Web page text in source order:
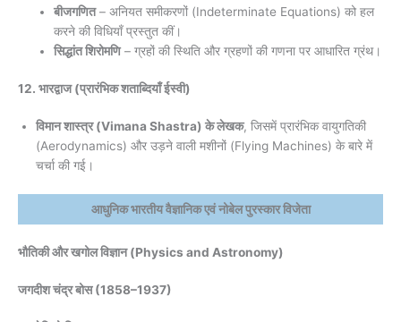
बीजगणित– अनियत समीकरणों (Indeterminate Equations) को हल
करने की विधियाँ प्रस्तुत कीं।
सिद्धांत शिरोमणि– ग्रहों की स्थिति और ग्रहणों की गणना पर आधारित ग्रंथ।
12. भारद्वाज (प्रारंभिक शताब्दियाँ ईस्वी)
विमान शास्त्र (Vimana Shastra) के लेखक, जिसमें प्रारंभिक वायुगतिकी
(Aerodynamics) और उड़ने वाली मशीनों (Flying Machines) के बारे में
चर्चा की गई।
आधुनिक भारतीय वैज्ञानिक एवं नोबेल पुरस्कार विजेता
भौतिकी और खगोल विज्ञान (Physics and Astronomy)
जगदीश चंद्र बोस(1858–1937)